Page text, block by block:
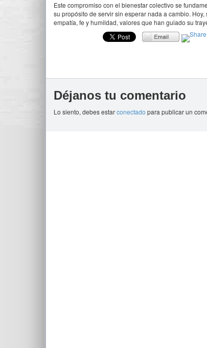
Este compromiso con el bienestar colectivo se
su propósito de servir sin esperar nada a cambio.
empatía, fe y humildad, valores que han guiado su
Déjanos tu comentario
Lo siento, debes estarconectado para publicar un